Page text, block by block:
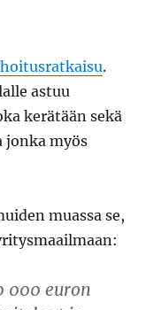
.
astuu
kerätään sekä
jonka myös
muassa se,
000 euron